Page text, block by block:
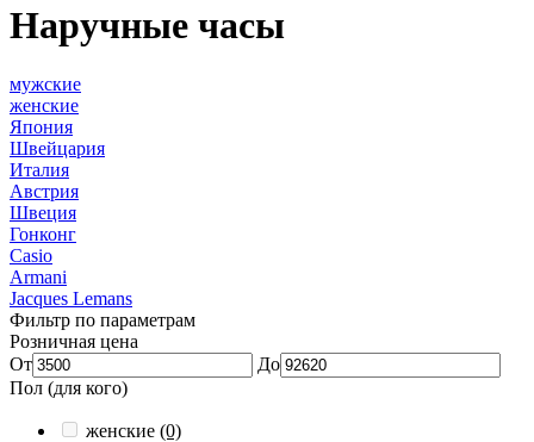
Наручные часы
мужские
женские
Япония
Швейцария
Италия
Австрия
Швеция
Гонконг
Casio
Armani
Jacques Lemans
Фильтр по параметрам
Розничная цена
От
До
Пол (для кого)
женские (0)